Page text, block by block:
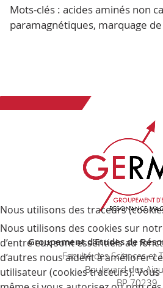
Mots-clés : acides aminés non
paramagnétiques, marquage de
Groupement d’Etudes de
Faculté des Sciences et
Boulevard des
BP 70239
Nous utilisons des traceurs
Nous utilisons des cookies sur
d’entre eux sont essentiels au
d’autres nous aident à améliorer
utilisateur (cookies traceurs). Vous
même si vous autorisez ou non ces